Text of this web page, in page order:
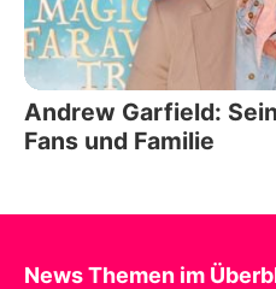
Andrew Garfield:
Fans und Familie
News Themen im